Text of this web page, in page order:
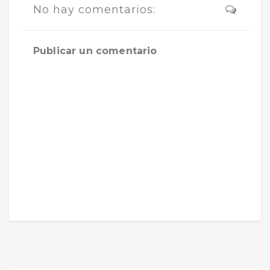
No hay comentarios:
Publicar un comentario